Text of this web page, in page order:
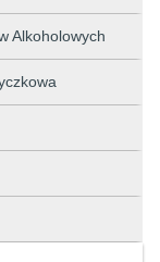
Alkoholowych